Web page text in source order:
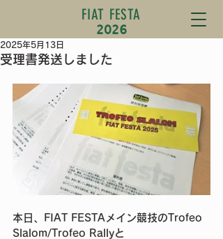
FIAT FESTA
2026
受理書発送しました
2025年5月13日
本日、FIAT FESTAメイン競技のTrofeo
Slalom/Trofeo Rallyと